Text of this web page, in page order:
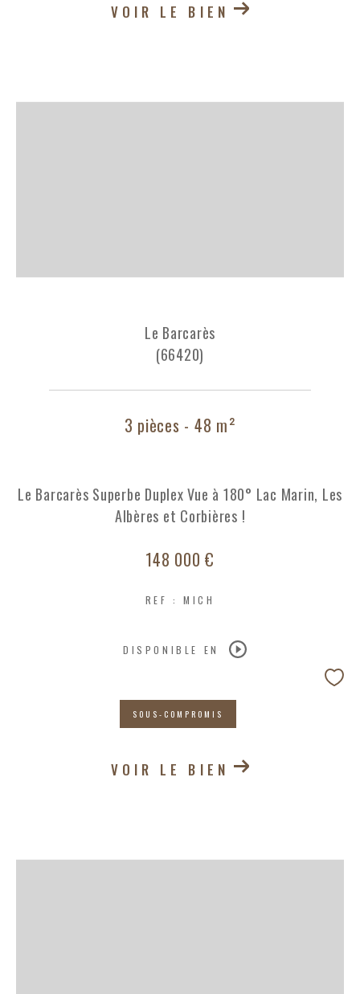
VOIR LE BIEN
Le Barcarès
(66420)
3 pièces - 48 m²
Le Barcarès Superbe Duplex Vue à 180° Lac Marin, Les
Albères et Corbières !
148 000 €
REF : MICH
DISPONIBLE EN
SOUS-COMPROMIS
VOIR LE BIEN